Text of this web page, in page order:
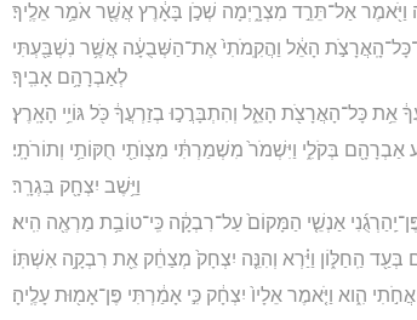
וַיֹּ֖אמֶר אַל־תֵּרֵ֣ד מִצְרָ֑יְמָה שְׁכֹ֣ן בָּאָ֔רֶץ אֲשֶׁ֖ר אֹמַ֥ר אֵלֶֽיךָ׃
הָאֵ֔ל וַהֲקִֽמֹתִי֙ אֶת־הַשְּׁבֻעָ֔ה אֲשֶׁ֥ר נִשְׁבַּ֖עְתִּי
לְאַבְרָהָ֥ם אָבִֽיךָ׃
אֵ֥ת כָּל־הָאֲרָצֹ֖ת הָאֵ֑ל וְהִתְבָּרֲכ֣וּ בְזַרְעֲךָ֔ כֹּ֖ל גּוֹיֵ֥י הָאָֽרֶץ׃
בְּקֹלִ֑י וַיִּשְׁמֹר֙ מִשְׁמַרְתִּ֔י מִצְוֺתַ֖י חֻקּוֹתַ֥י וְתוֹרֹתָֽי׃
וַיֵּ֥שֶׁב יִצְחָ֖ק בִּגְרָֽר׃
אַנְשֵׁ֤י הַמָּקוֹם֙ עַל־רִבְקָ֔ה כִּֽי־טוֹבַ֥ת מַרְאֶ֖ה הִֽיא׃
בְּעַ֖ד הַֽחַלּ֑וֹן וַיַּ֗רְא וְהִנֵּ֤ה יִצְחָק֙ מְצַחֵ֔ק אֵ֖ת רִבְקָ֥ה אִשְׁתּֽוֹ׃
הִ֑וא וַיֹּ֤אמֶר אֵלָיו֙ יִצְחָ֔ק כִּ֣י אָמַ֔רְתִּי פֶּן־אָמ֖וּת עָלֶֽיהָ׃